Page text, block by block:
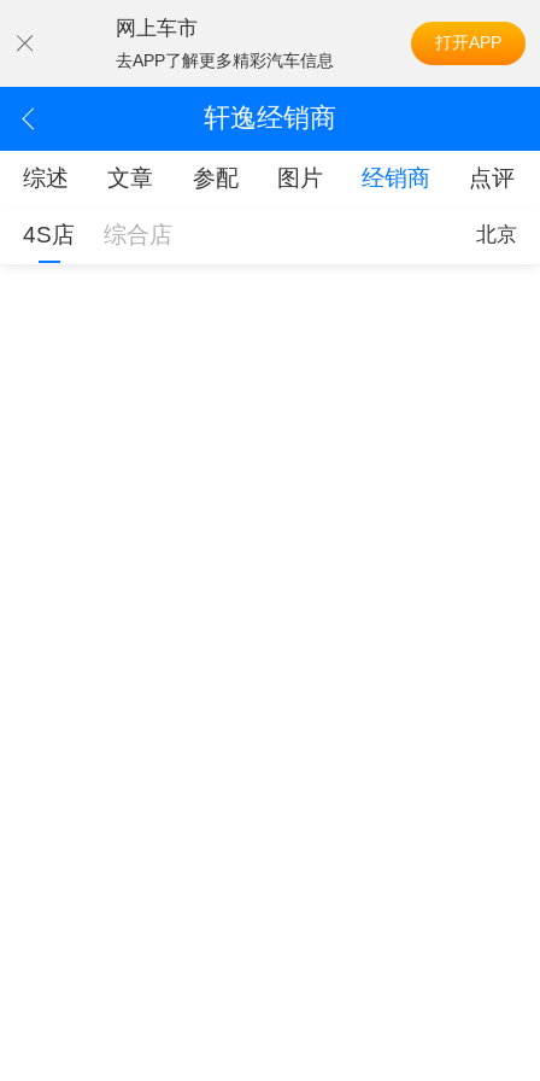
网上车市
去APP了解更多精彩汽车信息
打开APP
轩逸经销商
综述 文章 参配 图片 经销商 点评
4S店 综合店 北京